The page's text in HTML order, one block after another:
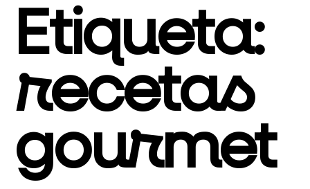
Etiqueta:
recetas
gourmet